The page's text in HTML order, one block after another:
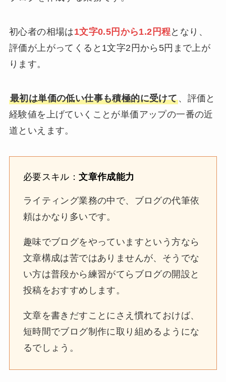
初心者の相場は1文字0.5円から1.2円程となり、
評価が上がってくると1文字2円から5円まで上が
ります。
最初は単価の低い仕事も積極的に受けて、評価と
経験値を上げていくことが単価アップの一番の近
道といえます。
必要スキル：文章作成能力
ライティング業務の中で、ブログの代筆依
頼はかなり多いです。
趣味でブログをやっていますという方なら
文章構成は苦ではありませんが、そうでな
い方は普段から練習がてらブログの開設と
投稿をおすすめします。
文章を書きだすことにさえ慣れておけば、
短時間でブログ制作に取り組めるようにな
るでしょう。